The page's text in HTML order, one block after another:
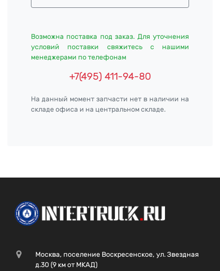
Возможна поставка под заказ. Для уточнения
условий поставки свяжитесь с нашими
менеджерами по телефонам
+7(495) 411-94-80
На данный момент запчасти нет в наличии на
складе офиса и на центральном складе.
Москва, поселение Воскресенское, ул. Звездная
д.30 (9 км от МКАД)